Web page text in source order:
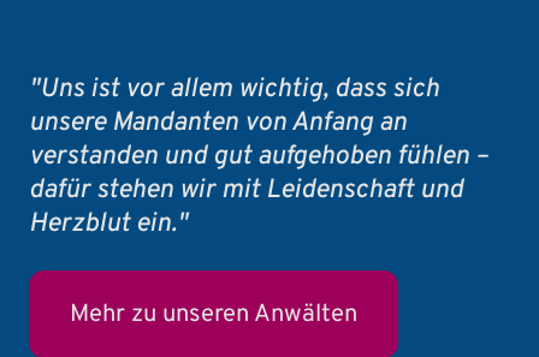
"Uns ist vor allem wichtig, dass sich
unsere Mandanten von Anfang an
verstanden und gut aufgehoben fühlen –
dafür stehen wir mit Leidenschaft und
Herzblut ein."
Mehr zu unseren Anwälten